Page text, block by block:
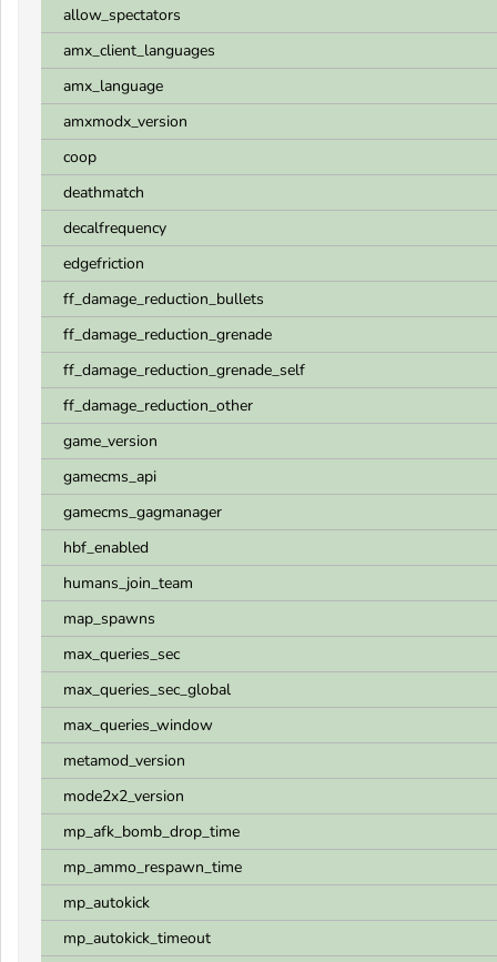
allow_spectators
amx_client_languages
amx_language
amxmodx_version
coop
deathmatch
decalfrequency
edgefriction
ff_damage_reduction_bullets
ff_damage_reduction_grenade
ff_damage_reduction_grenade_self
ff_damage_reduction_other
game_version
gamecms_api
gamecms_gagmanager
hbf_enabled
humans_join_team
map_spawns
max_queries_sec
max_queries_sec_global
max_queries_window
metamod_version
mode2x2_version
mp_afk_bomb_drop_time
mp_ammo_respawn_time
mp_autokick
mp_autokick_timeout